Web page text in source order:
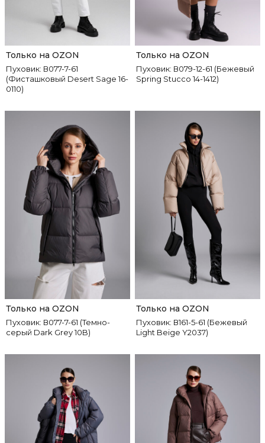
Пуховик: В077-7-61
(Фисташковый Desert Sage 16-
0110)
Только на OZON
Пуховик: В079-12-61 (Бежевый
Spring Stucco 14-1412)
Только на OZON
Пуховик: В077-7-61 (Темно-
серый Dark Grey 10B)
Только на OZON
Пуховик: В161-5-61 (Бежевый
Light Beige Y2037)
Только на OZON